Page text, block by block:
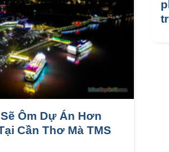
Ôm Dự Án Hơn
Cần Thơ Mà TMS